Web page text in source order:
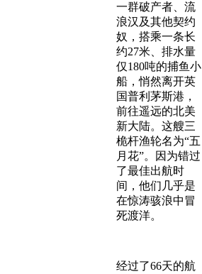
一群破产者、流
浪汉及其他契约
奴，搭乘一条长
约27米、排水量
仅180吨的捕鱼小
船，悄然离开英
国普利茅斯港，
前往遥远的北美
新大陆。这艘三
桅杆渔轮名为“五
月花”。因为错过
了最佳出航时
间，他们几乎是
在惊涛骇浪中冒
死渡洋。
经过了66天的航